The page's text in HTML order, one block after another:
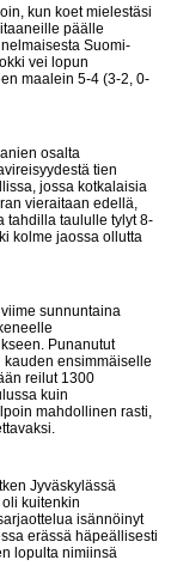
kun koet mielestäsi
päälle
Suomi-
vei lopun
maalein 5-4 (3-2, 0-
osalta
tien
jossa kotkalaisia
vieraitaan edellä,
tahdilla taululle tylyt 8-
kolme jaossa ollutta
sunnuntaina
Punanutut
ensimmäiselle
reilut 1300
kuin
mahdollinen rasti,
Jyväskylässä
kuitenkin
isännöinyt
erässä häpeällisesti
lopulta nimiinsä